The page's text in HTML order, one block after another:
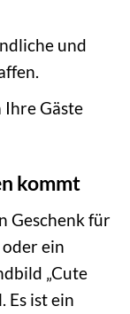
und
Ihre Gäste
kommt
Geschenk für
ein
„Cute
Es ist ein